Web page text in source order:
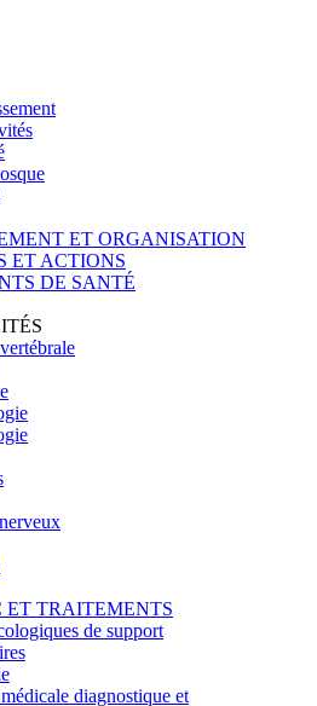
ET ORGANISATION
ET ACTIONS
DE SANTÉ
ET TRAITEMENTS
de support
diagnostique et